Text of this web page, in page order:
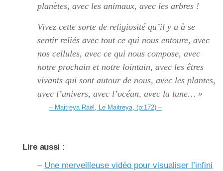
planètes, avec les animaux, avec les arbres !
Vivez cette sorte de religiosité qu’il y a à se
sentir reliés avec tout ce qui nous entoure, avec
nos cellules, avec ce qui nous compose, avec
notre prochain et notre lointain, avec les êtres
vivants qui sont autour de nous, avec les plantes,
avec l’univers, avec l’océan, avec la lune… »
– Maitreya Raël, Le Maitreya, (p:172) –
Lire aussi :
– Une merveilleuse vidéo pour visualiser l’infini